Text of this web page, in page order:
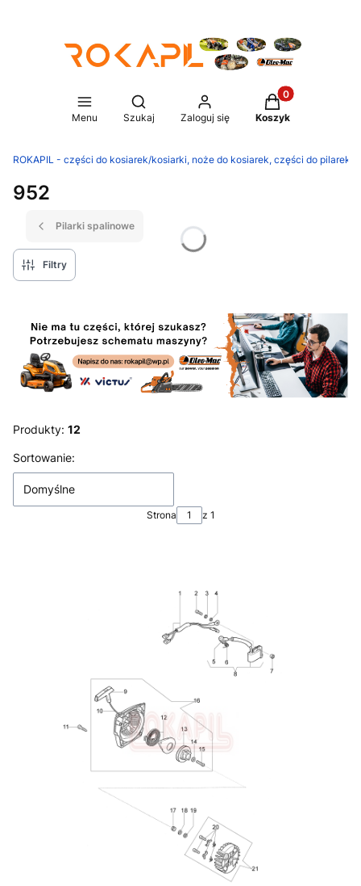
Menu
Otwórz wyszukiwarkę
Szukaj Zaloguj się
Produkty w
Koszyk
ROKAPIL - części do kosiarek/kosiarki, noże do kosiarek, części do pilarek/
952
Pilarki spalinowe
Filtry
Produkty: 12
Lista produktów
Sortowanie:
Domyślne
Strona z 1